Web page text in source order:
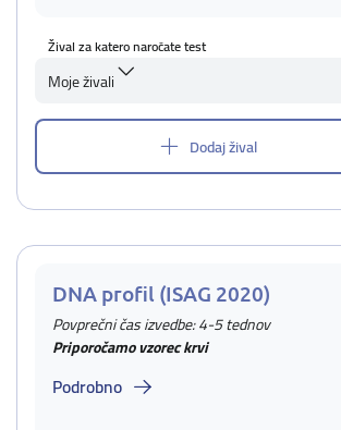
Žival za katero naročate test
Moje živali
Dodaj žival
DNA profil (ISAG 2020)
Povprečni čas izvedbe: 4-5 tednov
Priporočamo vzorec krvi
Podrobno